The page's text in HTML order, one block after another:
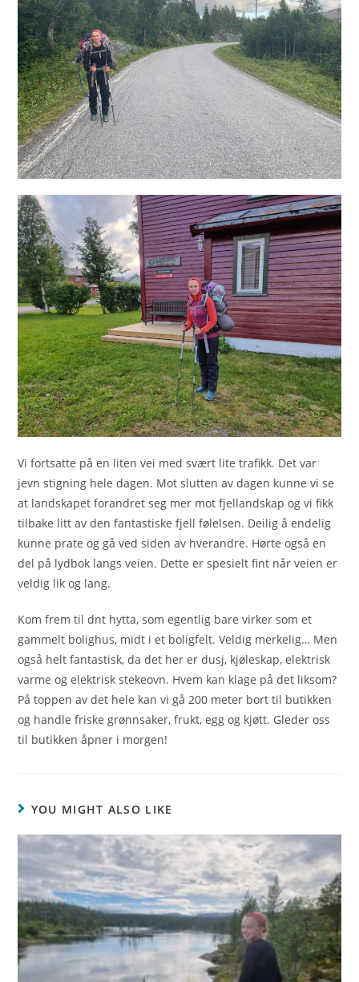
Vi fortsatte på en liten vei med svært lite trafikk. Det var
jevn stigning hele dagen. Mot slutten av dagen kunne vi se
at landskapet forandret seg mer mot fjellandskap og vi fikk
tilbake litt av den fantastiske fjell følelsen. Deilig å endelig
kunne prate og gå ved siden av hverandre. Hørte også en
del på lydbok langs veien. Dette er spesielt fint når veien er
veldig lik og lang.
Kom frem til dnt hytta, som egentlig bare virker som et
gammelt bolighus, midt i et boligfelt. Veldig merkelig… Men
også helt fantastisk, da det her er dusj, kjøleskap, elektrisk
varme og elektrisk stekeovn. Hvem kan klage på det liksom?
På toppen av det hele kan vi gå 200 meter bort til butikken
og handle friske grønnsaker, frukt, egg og kjøtt. Gleder oss
til butikken åpner i morgen!
YOU MIGHT ALSO LIKE